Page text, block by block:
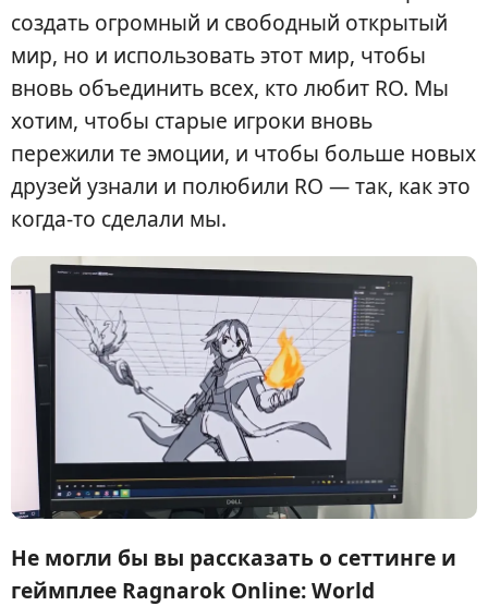
создать огромный и свободный открытый
мир, но и использовать этот мир, чтобы
вновь объединить всех, кто любит RO. Мы
хотим, чтобы старые игроки вновь
пережили те эмоции, и чтобы больше новых
друзей узнали и полюбили RO — так, как это
когда-то сделали мы.
Не могли бы вы рассказать о сеттинге и
геймплее Ragnarok Online: World